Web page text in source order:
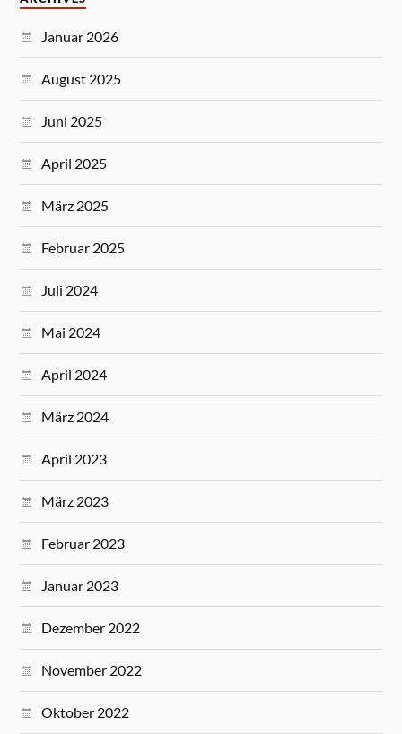
Januar 2026
August 2025
Juni 2025
April 2025
März 2025
Februar 2025
Juli 2024
Mai 2024
April 2024
März 2024
April 2023
März 2023
Februar 2023
Januar 2023
Dezember 2022
November 2022
Oktober 2022